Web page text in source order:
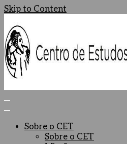
Skip to Content
Sobre o CET
Sobre o CET